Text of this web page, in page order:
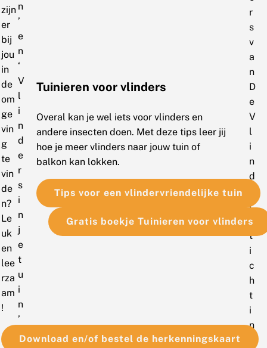
zijn
er
bij
jou
in
de
om
ge
vin
g
te
vin
de
n?
Le
uk
en
lee
rza
am
!
Download en/of bestel de herkenningskaart
n
’
e
n
‘
V
l
i
n
d
e
r
s
i
n
j
e
t
u
i
n
’
z
Tuinieren voor vlinders
Overal kan je wel iets voor vlinders en
andere insecten doen. Met deze tips leer jij
hoe je meer vlinders naar jouw tuin of
balkon kan lokken.
Tips voor een vlindervriendelijke tuin
Gratis boekje Tuinieren voor vlinders
r
s
v
a
n
D
e
V
l
i
n
d
r
s
t
i
c
h
t
i
n